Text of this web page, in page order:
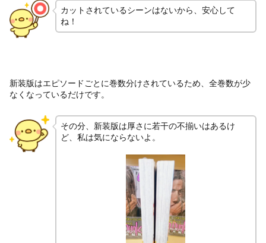
カットされているシーンはないから、安心して
ね！
新装版はエピソードごとに巻数分けされているため、全巻数が少
なくなっているだけです。
その分、新装版は厚さに若干の不揃いはあるけ
ど、私は気にならないよ。